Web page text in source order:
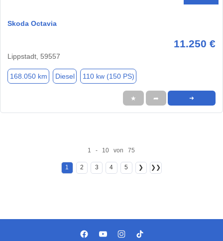
Skoda Octavia
11.250 €
Lippstadt, 59557
168.050 km Diesel 110 kw (150 PS)
★ ➦ ➜
1 - 10 von 75
1 2 3 4 5 ❯ ❯❯